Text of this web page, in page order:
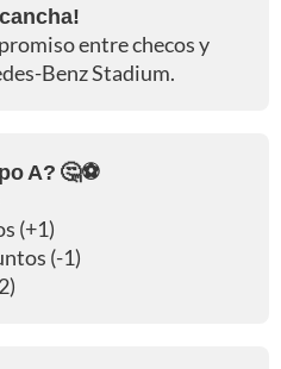
entre checos y
Benz Stadium.
A? 🤔⚽
(+1)
(-1)